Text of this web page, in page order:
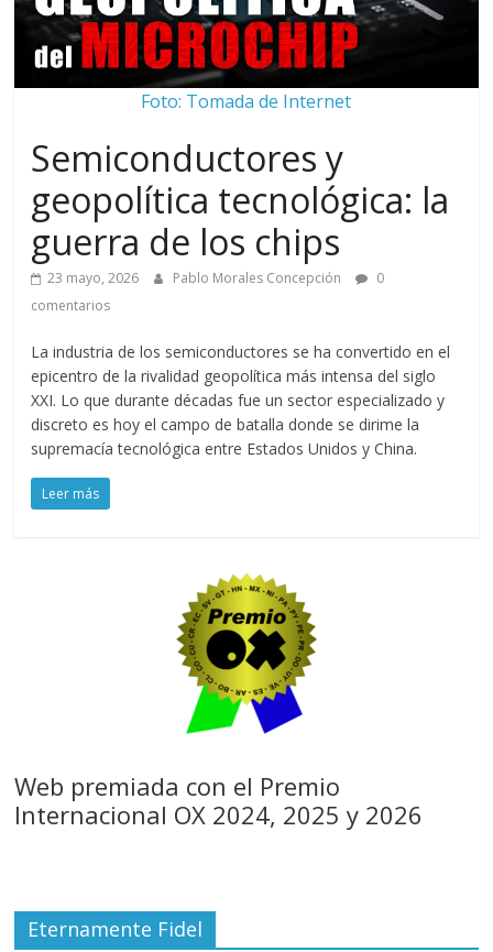
Foto: Tomada de Internet
Semiconductores y
geopolítica tecnológica: la
guerra de los chips
23 mayo, 2026 Pablo Morales Concepción
0
comentarios
La industria de los semiconductores se ha convertido en el
epicentro de la rivalidad geopolítica más intensa del siglo
XXI. Lo que durante décadas fue un sector especializado y
discreto es hoy el campo de batalla donde se dirime la
supremacía tecnológica entre Estados Unidos y China.
Leer más
Web premiada con el Premio
Internacional OX 2024, 2025 y 2026
Eternamente Fidel